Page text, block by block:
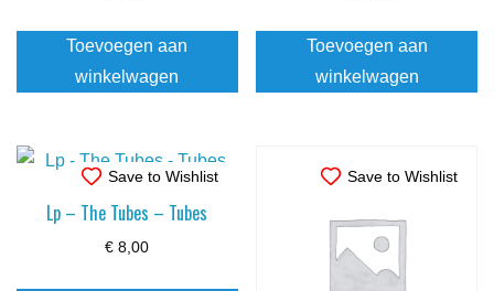
Toevoegen aan
winkelwagen
Toevoegen aan
winkelwagen
Save to Wishlist
Lp – The Tubes – Tubes
€ 8,00
Save to Wishlist